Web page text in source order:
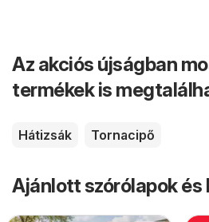
Az akciós újságban
termékek is
Hátizsák Tornacipő
Ajánlott szórólapok